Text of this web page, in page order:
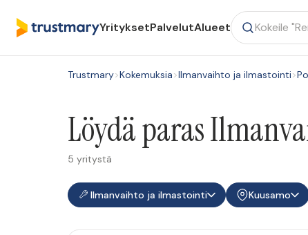
YrityksetPalvelutAlueet
Trustmary>Kokemuksia>Ilmanvaihto ja ilmastointi>
Löydä paras
5 yritystä
Ilmanvaihto ja ilmastointi Kuusamo